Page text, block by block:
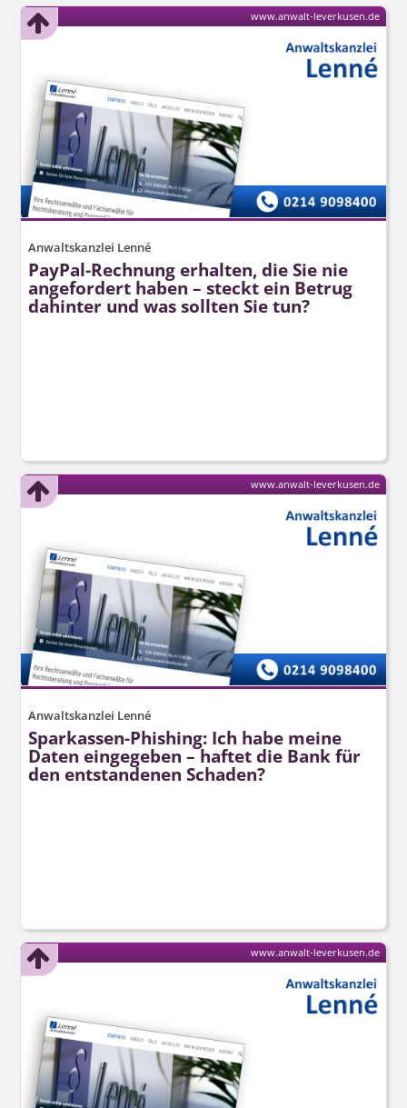
Anwaltskanzlei Lenné
PayPal-Rechnung erhalten, die Sie nie
angefordert haben – steckt ein Betrug
dahinter und was sollten Sie tun?
www.anwalt-leverkusen.de
Anwaltskanzlei Lenné
Sparkassen-Phishing: Ich habe meine
Daten eingegeben – haftet die Bank für
den entstandenen Schaden?
www.anwalt-leverkusen.de
www.anwalt-leverkusen.de